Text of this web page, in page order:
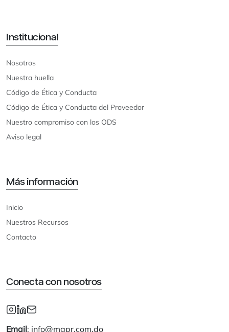
Institucional
Nosotros
Nuestra huella
Código de Ética y Conducta
Código de Ética y Conducta del Proveedor
Nuestro compromiso con los ODS
Aviso legal
Más información
Inicio
Nuestros Recursos
Contacto
Conecta con nosotros
Email: info@mgpr.com.do